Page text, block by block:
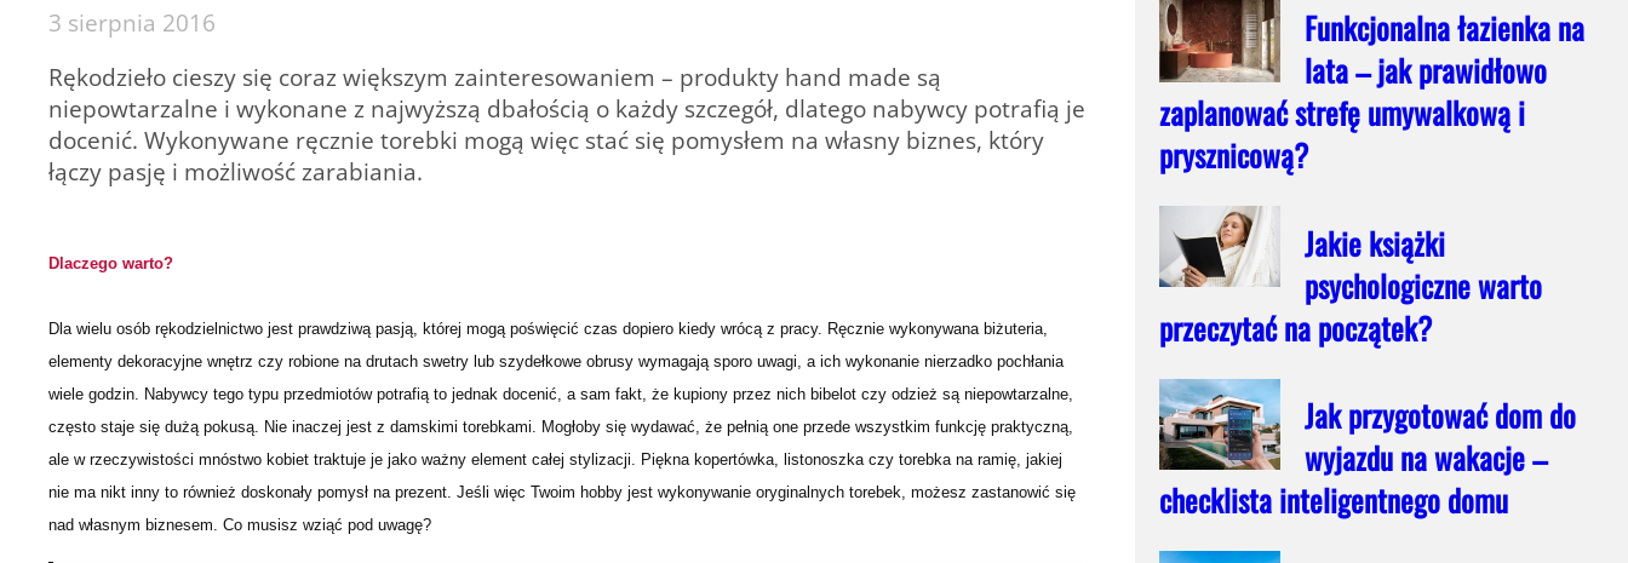
3 sierpnia 2016
Rękodzieło cieszy się coraz większym zainteresowaniem – produkty hand made są
niepowtarzalne i wykonane z najwyższą dbałością o każdy szczegół, dlatego nabywcy potrafią je
docenić. Wykonywane ręcznie torebki mogą więc stać się pomysłem na własny biznes, który
łączy pasję i możliwość zarabiania.
Dlaczego warto?
Dla wielu osób rękodzielnictwo jest prawdziwą pasją, której mogą poświęcić czas dopiero kiedy wrócą z pracy. Ręcznie wykonywana biżuteria,
elementy dekoracyjne wnętrz czy robione na drutach swetry lub szydełkowe obrusy wymagają sporo uwagi, a ich wykonanie nierzadko pochłania
wiele godzin. Nabywcy tego typu przedmiotów potrafią to jednak docenić, a sam fakt, że kupiony przez nich bibelot czy odzież są niepowtarzalne,
często staje się dużą pokusą. Nie inaczej jest z damskimi torebkami. Mogłoby się wydawać, że pełnią one przede wszystkim funkcję praktyczną,
ale w rzeczywistości mnóstwo kobiet traktuje je jako ważny element całej stylizacji. Piękna kopertówka, listonoszka czy torebka na ramię, jakiej
nie ma nikt inny to również doskonały pomysł na prezent. Jeśli więc Twoim hobby jest wykonywanie oryginalnych torebek, możesz zastanowić się
nad własnym biznesem. Co musisz wziąć pod uwagę?
Funkcjonalna łazienka na
lata – jak prawidłowo
zaplanować strefę umywalkową i
prysznicową?
Jakie książki
psychologiczne warto
przeczytać na początek?
Jak przygotować dom do
wyjazdu na wakacje –
checklista inteligentnego domu